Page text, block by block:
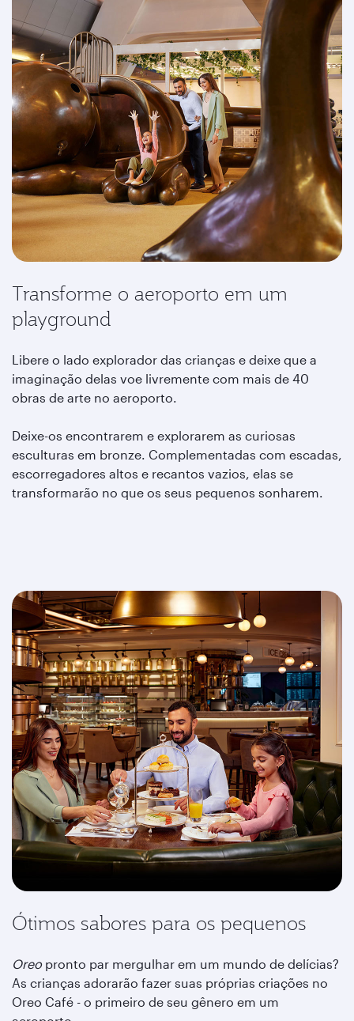
Transforme o aeroporto em um
playground
Libere o lado explorador das crianças e deixe que a
imaginação delas voe livremente com mais de 40
obras de arte no aeroporto.
Deixe-os encontrarem e explorarem as curiosas
esculturas em bronze. Complementadas com escadas,
escorregadores altos e recantos vazios, elas se
transformarão no que os seus pequenos sonharem.
Ótimos sabores para os pequenos
Oreo pronto par mergulhar em um mundo de delícias?
As crianças adorarão fazer suas próprias criações no
Oreo Café - o primeiro de seu gênero em um